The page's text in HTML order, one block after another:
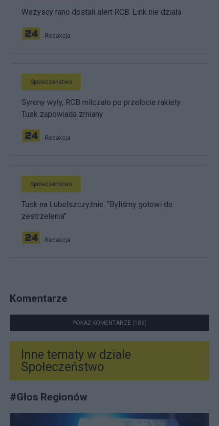
Wszyscy rano dostali alert RCB. Link nie działa
Redakcja
Społeczeństwo
Syreny wyły, RCB milczało po przelocie rakiety.
Tusk zapowiada zmiany
Redakcja
Społeczeństwo
Tusk na Lubelszczyźnie. "Byliśmy gotowi do
zestrzelenia"
Redakcja
Komentarze
POKAŻ KOMENTARZE (186)
Inne tematy w dziale
Społeczeństwo
#Głos Regionów